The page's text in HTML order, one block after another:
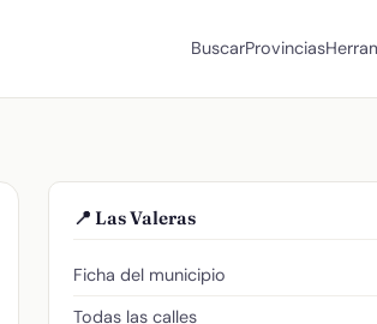
BuscarProvincias
📍 Las Valeras
Ficha del municipio
Todas las calles